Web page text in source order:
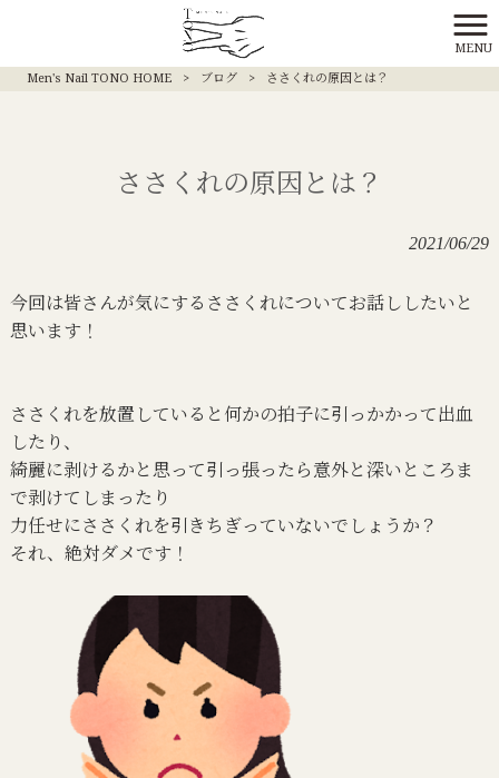
MENU
Men's Nail TONO HOME > ブログ > ささくれの原因とは？
ささくれの原因とは？
2021/06/29
今回は皆さんが気にするささくれについてお話ししたいと
思います！
ささくれを放置していると何かの拍子に引っかかって出血
したり、
綺麗に剥けるかと思って引っ張ったら意外と深いところま
で剥けてしまったり
力任せにささくれを引きちぎっていないでしょうか？
それ、絶対ダメです！